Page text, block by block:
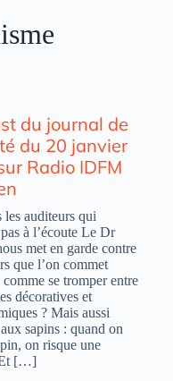
du journal de
du 20 janvier
Radio IDFM
les auditeurs qui
à l’écoute Le Dr
met en garde contre
que l’on commet
se tromper entre
décoratives et
? Mais aussi
sapins : quand on
on risque une
[…]